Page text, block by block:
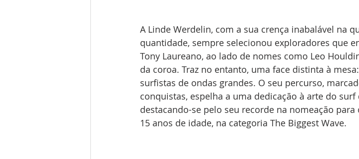
A Linde Werdelin, com a sua crença inabalável na
quantidade, sempre selecionou exploradores que
Tony Laureano, ao lado de nomes como Leo
da coroa. Traz no entanto, uma face distinta à
surfistas de ondas grandes. O seu percurso,
conquistas, espelha a uma dedicação à arte do
destacando-se pelo seu recorde na nomeação para
15 anos de idade, na categoria The Biggest Wave.